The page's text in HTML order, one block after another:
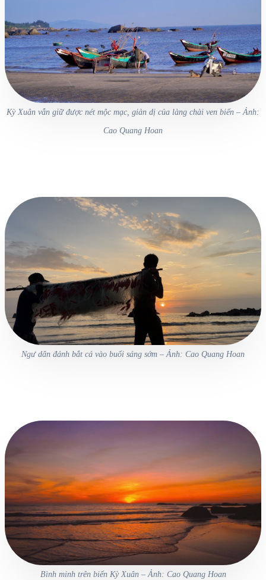
Kỳ Xuân vẫn giữ được nét mộc mạc, giản dị của làng chài ven biển – Ảnh:
Cao Quang Hoan
Ngư dân đánh bắt cá vào buổi sáng sớm – Ảnh: Cao Quang Hoan
Bình minh trên biển Kỳ Xuân – Ảnh: Cao Quang Hoan